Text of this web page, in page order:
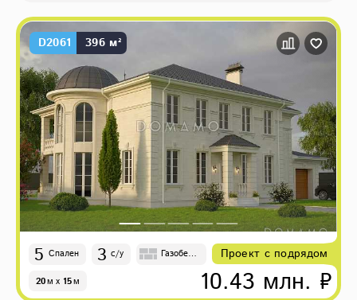
D2061 396 м²
5 Спален 3 с/у
Газобето
20м x 15м
Проект с подрядом
10.43 млн. ₽